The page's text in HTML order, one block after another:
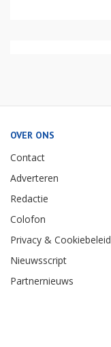
OVER ONS
Contact
Adverteren
Redactie
Colofon
Privacy & Cookiebeleid
Nieuwsscript
Partnernieuws